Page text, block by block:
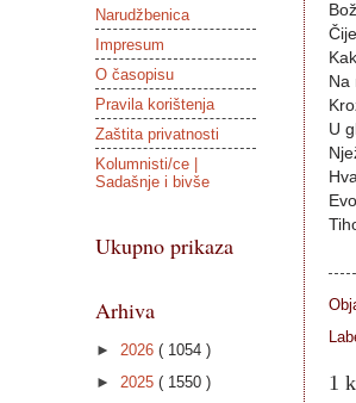
Na
U
1
Narudžbenica
Impresum
O časopisu
Pravila korištenja
Zaštita privatnosti
Kolumnisti/ce |
Sadašnje i bivše
Ukupno prikaza
Arhiva
► 2026 ( 1054 )
► 2025 ( 1550 )